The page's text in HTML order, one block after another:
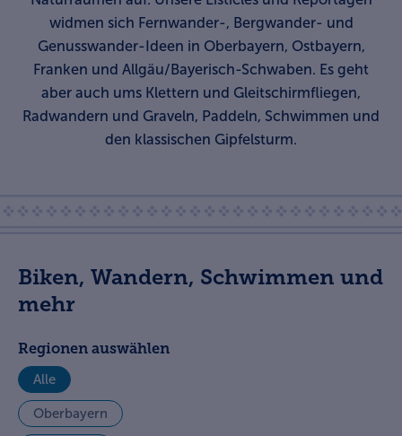
widmen sich Fernwander-, Bergwander- und
Genusswander-Ideen in Oberbayern, Ostbayern,
Franken und Allgäu/Bayerisch-Schwaben. Es geht
aber auch ums Klettern und Gleitschirmfliegen,
Radwandern und Graveln, Paddeln, Schwimmen und
den klassischen Gipfelsturm.
Biken, Wandern, Schwimmen und
mehr
Regionen auswählen
Alle
Oberbayern